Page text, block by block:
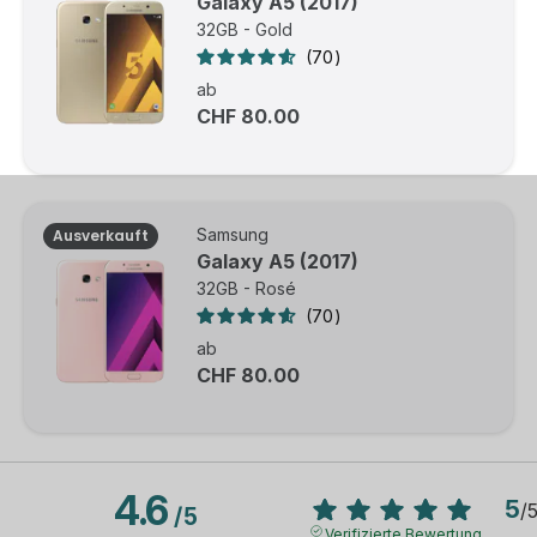
32GB - Gold
70
ab
CHF 80.00
Ausverkauft Samsung
Galaxy A5 (2017)
32GB - Rosé
70
ab
CHF 80.00
4.6/5 5/5